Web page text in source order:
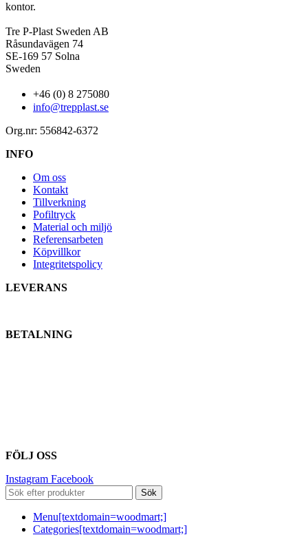
kontor.
Tre P-Plast Sweden AB
Råsundavägen 74
SE-169 57 Solna
Sweden
+46 (0) 8 275080
info@trepplast.se
Org.nr: 556842-6372
INFO
Om oss
Kontakt
Tillverkning
Pofiltryck
Material och miljö
Referensarbeten
Köpvillkor
Integritetspolicy
LEVERANS
BETALNING
FÖLJ OSS
Instagram Facebook
Sök
Menu[textdomain=woodmart;]
Categories[textdomain=woodmart;]